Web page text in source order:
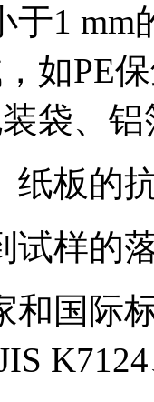
于1
如PE
袋、
纸板的
试样的
和国际